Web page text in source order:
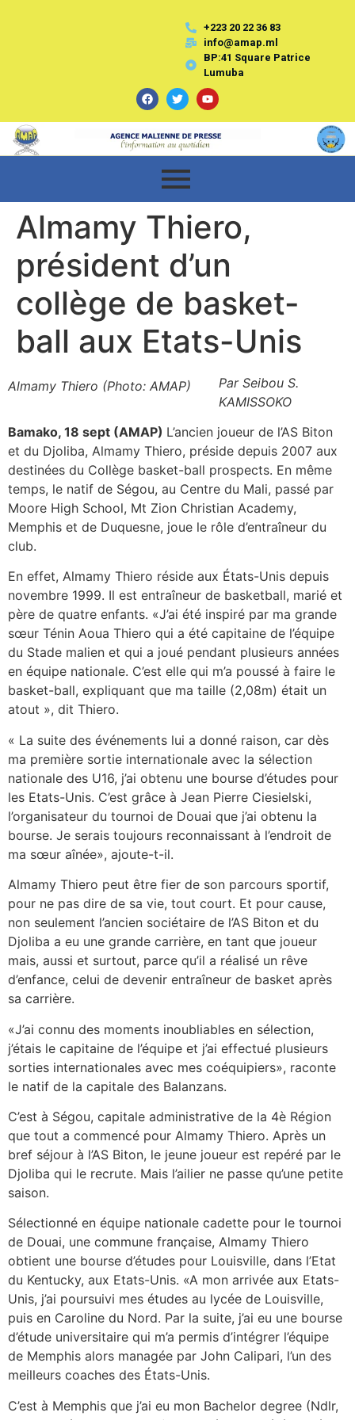
+223 20 22 36 83
info@amap.ml
BP:41 Square Patrice
Lumuba
Almamy Thiero,
président d’un
collège de basket-
ball aux Etats-Unis
Almamy Thiero (Photo: AMAP)
Par Seibou S.
KAMISSOKO
Bamako, 18 sept (AMAP) L’ancien joueur de l’AS Biton
et du Djoliba, Almamy Thiero, préside depuis 2007 aux
destinées du Collège basket-ball prospects. En même
temps, le natif de Ségou, au Centre du Mali, passé par
Moore High School, Mt Zion Christian Academy,
Memphis et de Duquesne, joue le rôle d’entraîneur du
club.
En effet, Almamy Thiero réside aux États-Unis depuis
novembre 1999. Il est entraîneur de basketball, marié et
père de quatre enfants. «J’ai été inspiré par ma grande
sœur Ténin Aoua Thiero qui a été capitaine de l’équipe
du Stade malien et qui a joué pendant plusieurs années
en équipe nationale. C’est elle qui m’a poussé à faire le
basket-ball, expliquant que ma taille (2,08m) était un
atout », dit Thiero.
« La suite des événements lui a donné raison, car dès
ma première sortie internationale avec la sélection
nationale des U16, j’ai obtenu une bourse d’études pour
les Etats-Unis. C’est grâce à Jean Pierre Ciesielski,
l’organisateur du tournoi de Douai que j’ai obtenu la
bourse. Je serais toujours reconnaissant à l’endroit de
ma sœur aînée», ajoute-t-il.
Almamy Thiero peut être fier de son parcours sportif,
pour ne pas dire de sa vie, tout court. Et pour cause,
non seulement l’ancien sociétaire de l’AS Biton et du
Djoliba a eu une grande carrière, en tant que joueur
mais, aussi et surtout, parce qu’il a réalisé un rêve
d’enfance, celui de devenir entraîneur de basket après
sa carrière.
«J’ai connu des moments inoubliables en sélection,
j’étais le capitaine de l’équipe et j’ai effectué plusieurs
sorties internationales avec mes coéquipiers», raconte
le natif de la capitale des Balanzans.
C’est à Ségou, capitale administrative de la 4è Région
que tout a commencé pour Almamy Thiero. Après un
bref séjour à l’AS Biton, le jeune joueur est repéré par le
Djoliba qui le recrute. Mais l’ailier ne passe qu’une petite
saison.
Sélectionné en équipe nationale cadette pour le tournoi
de Douai, une commune française, Almamy Thiero
obtient une bourse d’études pour Louisville, dans l’Etat
du Kentucky, aux Etats-Unis. «A mon arrivée aux Etats-
Unis, j’ai poursuivi mes études au lycée de Louisville,
puis en Caroline du Nord. Par la suite, j’ai eu une bourse
d’étude universitaire qui m’a permis d’intégrer l’équipe
de Memphis alors managée par John Calipari, l’un des
meilleurs coaches des États-Unis.
C’est à Memphis que j’ai eu mon Bachelor degree (Ndlr,